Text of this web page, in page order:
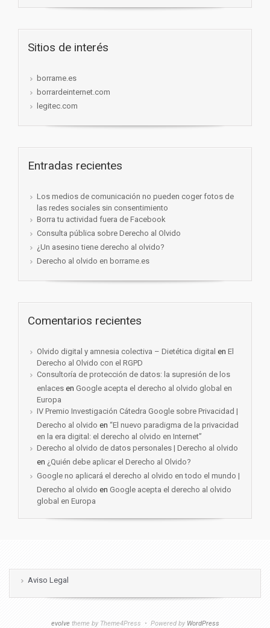
Sitios de interés
borrame.es
borrardeinternet.com
legitec.com
Entradas recientes
Los medios de comunicación no pueden coger fotos de
las redes sociales sin consentimiento
Borra tu actividad fuera de Facebook
Consulta pública sobre Derecho al Olvido
¿Un asesino tiene derecho al olvido?
Derecho al olvido en borrame.es
Comentarios recientes
Olvido digital y amnesia colectiva – Dietética digital en El
Derecho al Olvido con el RGPD
Consultoría de protección de datos: la supresión de los
enlaces en Google acepta el derecho al olvido global en
Europa
IV Premio Investigación Cátedra Google sobre Privacidad |
Derecho al olvido en “El nuevo paradigma de la privacidad
en la era digital: el derecho al olvido en Internet”
Derecho al olvido de datos personales | Derecho al olvido
en ¿Quién debe aplicar el Derecho al Olvido?
Google no aplicará el derecho al olvido en todo el mundo |
Derecho al olvido en Google acepta el derecho al olvido
global en Europa
Aviso Legal
evolvetheme by Theme4Press • Powered by WordPress